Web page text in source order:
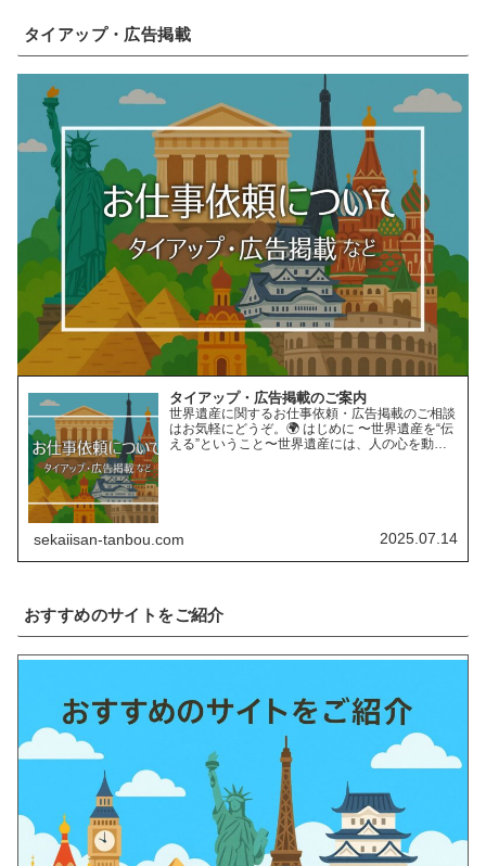
タイアップ・広告掲載
タイアップ・広告掲載のご案内
世界遺産に関するお仕事依頼・広告掲載のご相談
はお気軽にどうぞ。🌍 はじめに 〜世界遺産を“伝
える”ということ〜世界遺産には、人の心を動か
sekaiisan-tanbou.com 2025.07.14
おすすめのサイトをご紹介